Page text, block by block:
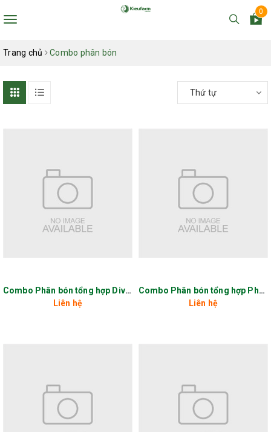
Toggle
0
Trang chủ Combo phân bón
Thứ tự
Combo Phân bón tổng hợp Diva 16
Liên hệ
Combo Phân bón tổng hợp Phước Long
Liên hệ